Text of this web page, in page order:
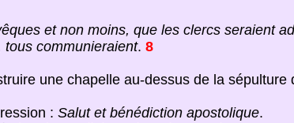
et non moins, que les clercs seraient
communieraient. 8
une chapelle au-dessus de la sépulture
: Salut et bénédiction apostolique.